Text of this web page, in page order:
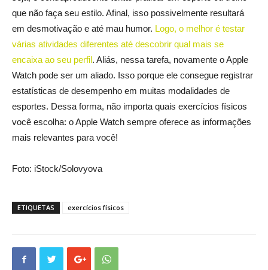
que não faça seu estilo. Afinal, isso possivelmente resultará
em desmotivação e até mau humor. Logo, o melhor é testar
várias atividades diferentes até descobrir qual mais se
encaixa ao seu perfil. Aliás, nessa tarefa, novamente o Apple
Watch pode ser um aliado. Isso porque ele consegue registrar
estatísticas de desempenho em muitas modalidades de
esportes. Dessa forma, não importa quais exercícios físicos
você escolha: o Apple Watch sempre oferece as informações
mais relevantes para você!
Foto: iStock/Solovyova
ETIQUETAS exercícios físicos